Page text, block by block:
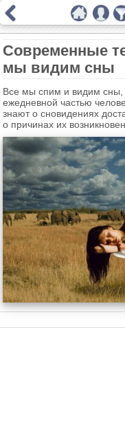
Современные
мы видим сны
Все мы спим и видим сны,
ежедневной частью
знают о сновидениях
о причинах их